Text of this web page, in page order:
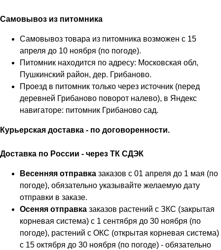
Самовывоз из питомника
Самовывоз товара из питомника возможен с 15
апреля до 10 ноября (по погоде).
Питомник находится по адресу: Московская обл,
Пушкинский район, дер. Грибаново.
Проезд в питомник только через источник (перед
деревней Грибаново поворот налево), в Яндекс
навигаторе: питомник Грибаново сад.
Курьерская доставка - по договоренности.
Доставка по России - через ТК СДЭК
Весенняя отправка заказов с 01 апреля до 1 мая (по
погоде), обязательно указывайте желаемую дату
отправки в заказе.
Осеняя отправка заказов растений с ЗКС (закрытая
корневая система) с 1 сентября до 30 ноября (по
погоде), растений с ОКС (открытая корневая система)
с 15 октября до 30 ноября (по погоде) - обязательно